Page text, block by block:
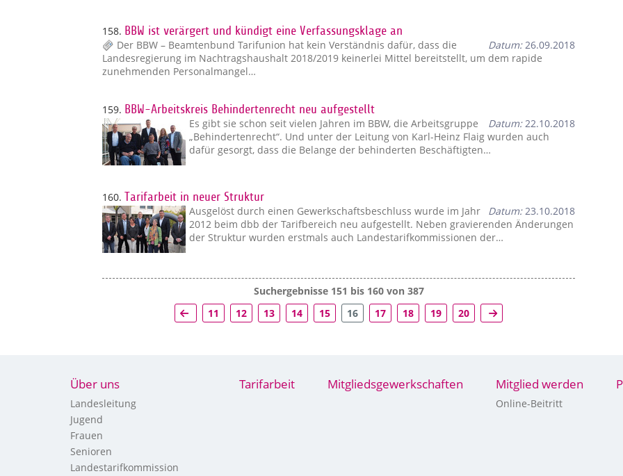
158. BBW ist verärgert und kündigt eine Verfassungsklage an
Datum:26.09.2018
Der BBW – Beamtenbund Tarifunion hat kein Verständnis dafür, dass die
Landesregierung im Nachtragshaushalt 2018/2019 keinerlei Mittel bereitstellt, um dem rapide
zunehmenden Personalmangel…
159. BBW-Arbeitskreis Behindertenrecht neu aufgestellt
Datum:22.10.2018
Es gibt sie schon seit vielen Jahren im BBW, die Arbeitsgruppe
„Behindertenrecht“. Und unter der Leitung von Karl-Heinz Flaig wurden auch
dafür gesorgt, dass die Belange der behinderten Beschäftigten…
160. Tarifarbeit in neuer Struktur
Datum:23.10.2018
Ausgelöst durch einen Gewerkschaftsbeschluss wurde im Jahr
2012 beim dbb der Tarifbereich neu aufgestellt. Neben gravierenden Änderungen
der Struktur wurden erstmals auch Landestarifkommissionen der…
Suchergebnisse 151 bis 160 von 387
11
12 13 14 15 16 17 18 19 20
Über uns
Landesleitung
Jugend
Frauen
Senioren
Landestarifkommission
Tarifarbeit Mitgliedsgewerkschaften Mitglied werden
Online-Beitritt